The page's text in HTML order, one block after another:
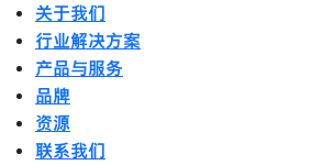
关于我们
行业解决方案
产品与服务
品牌
资源
联系我们